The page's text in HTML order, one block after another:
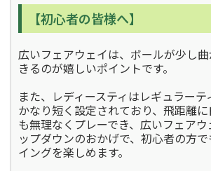
【初心者の皆様へ】
広いフェアウェイは、ボールが少し
きるのが嬉しいポイントです。
また、レディースティはレギュラー
かなり短く設定されており、飛距離
も無理なくプレーでき、広いフェア
ップダウンのおかげで、初心者の方
イングを楽しめます。